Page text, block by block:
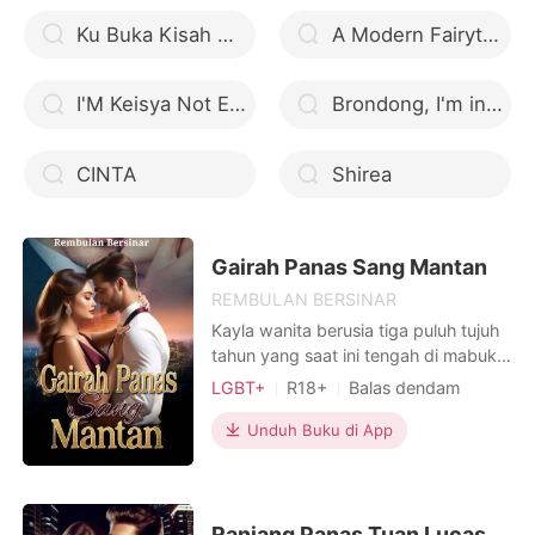
Ku Buka Kisah Cinta di SMA A Modern Fairytale
I'M Keisya Not Emily Brondong, I'm in Love
CINTA Shirea
Gairah Panas Sang Mantan
REMBULAN BERSINAR
Kayla wanita berusia tiga puluh tujuh
tahun yang saat ini tengah di mabuk
asmara dengan mantan kekasihnya.
bahkan tidak jarang mereka
melakukan pergumulan. Hubungan
pasangan. Kayla yang saat itu ingin
LGBT+ R18+
Balas dendam
Budak seksual
Pria Sejati
Tampan
Miliarder
Unduh Buku di App